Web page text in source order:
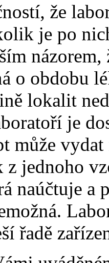
že
je po
o obdobu
lokalit
je
může
z jednoho
naúčtuje a
řadě